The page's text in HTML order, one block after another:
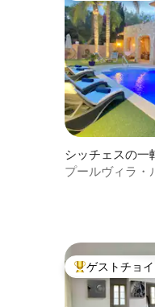
シッチェスの一
プールヴィラ・
大好評のゲス
ゲストチョ